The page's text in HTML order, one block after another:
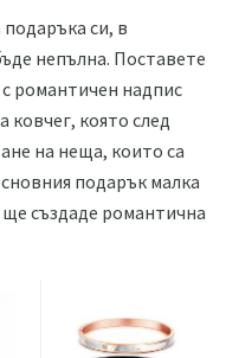
си, в
непълна. Поставете
романтичен надпис
ковчег, която след
на неща, които са
подарък малка
създаде романтична